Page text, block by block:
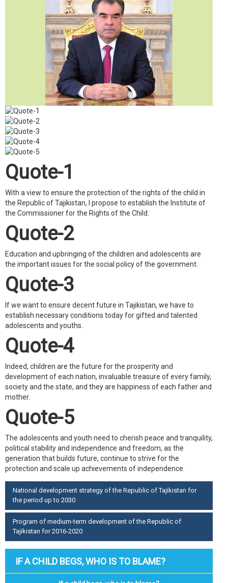
Quote-1
With a view to ensure the protection of the rights of the child in
the Republic of Tajikistan, I propose to establish the Institute of
the Commissioner for the Rights of the Child.
Quote-2
Education and upbringing of the children and adolescents are
the important issues for the social policy of the government.
Quote-3
If we want to ensure decent future in Tajikistan, we have to
establish necessary conditions today for gifted and talented
adolescents and youths.
Quote-4
Indeed, children are the future for the prosperity and
development of each nation, invaluable treasure of every family,
society and the state, and they are happiness of each father and
mother.
Quote-5
The adolescents and youth need to cherish peace and tranquility,
political stability and independence and freedom, as the
generation that builds future, continue to strive for the
protection and scale up achievements of independence.
National development strategy of the Republic of Tajikistan for
the period up to 2030
Program of medium-term development of the Republic of
Tajikistan for 2016-2020
IF A CHILD BEGS, WHO IS TO BLAME?